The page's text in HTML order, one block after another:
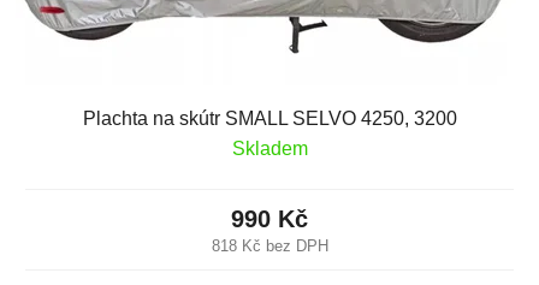
Plachta na skútr SMALL SELVO 4250, 3200
Skladem
818 Kč bez DPH
990 Kč